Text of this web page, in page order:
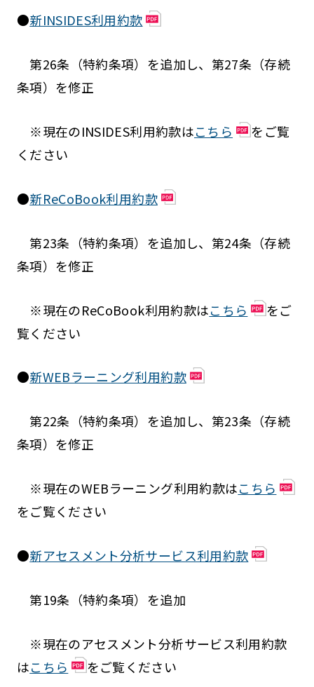
●新INSIDES利用約款
第26条（特約条項）を追加し、第27条（存続
条項）を修正
※現在のINSIDES利用約款はこちら
をご覧
ください
●新ReCoBook利用約款
第23条（特約条項）を追加し、第24条（存続
条項）を修正
※現在のReCoBook利用約款はこちら
をご
覧ください
●新WEBラーニング利用約款
第22条（特約条項）を追加し、第23条（存続
条項）を修正
※現在のWEBラーニング利用約款はこちら
をご覧ください
●新アセスメント分析サービス利用約款
第19条（特約条項）を追加
※現在のアセスメント分析サービス利用約款
はこちら をご覧ください